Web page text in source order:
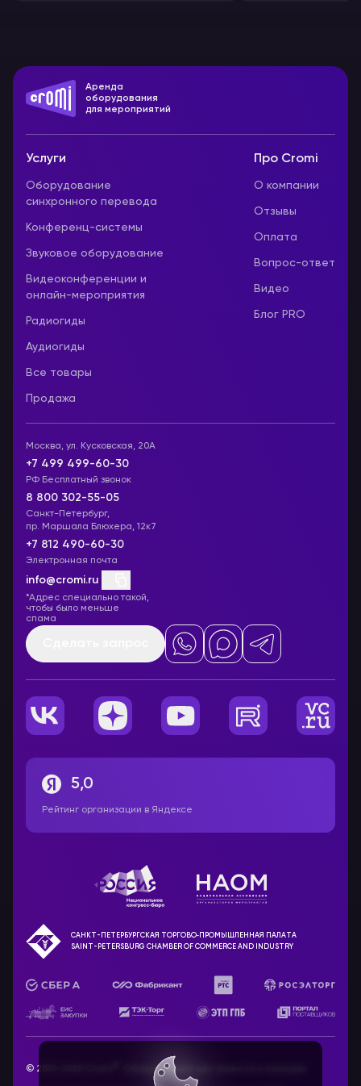
Аренда
оборудования
для мероприятий
Услуги
Оборудование
синхронного перевода
Конференц-системы
Звуковое оборудование
Видеоконференции и
онлайн-мероприятия
Радиогиды
Аудиогиды
Все товары
Продажа
Про Cromi
О компании
Отзывы
Оплата
Вопрос-ответ
Видео
Блог PRO
Москва, ул. Кусковская, 20А
+7 499 499-60-30
РФ Бесплатный звонок
8 800 302-55-05
Санкт-Петербург,
пр. Маршала Блюхера, 12к7
+7 812 490-60-30
Электронная почта
info@cromi.ru
*Адрес специально такой,
чтобы было меньше
спама
5,0
Рейтинг организации в Яндексе
САНКТ-ПЕТЕРБУРГСКАЯ ТОРГОВО‑ПРОМЫШЛЕННАЯ ПАЛАТА
SAINT-PETERSBURG CHAMBER OF COMMERCE AND INDUSTRY
© 2010-2025 Cromi . Оборудование для бизнеса и культуры